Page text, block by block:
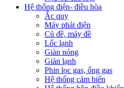
Hệ thống điện- điều hòa
Ắc quy
Máy phát điện
Củ đề, máy đề
Lốc lạnh
Giàn nóng
Giàn lạnh
Phin lọc gas, ống gas
Hệ thống cảm biến